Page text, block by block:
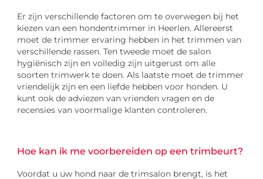
Er zijn verschillende factoren om te overwegen bij het
kiezen van een hondentrimmer in Heerlen. Allereerst
moet de trimmer ervaring hebben in het trimmen van
verschillende rassen. Ten tweede moet de salon
hygiënisch zijn en volledig zijn uitgerust om alle
soorten trimwerk te doen. Als laatste moet de trimmer
vriendelijk zijn en een liefde hebben voor honden. U
kunt ook de adviezen van vrienden vragen en de
recensies van voormalige klanten controleren.
Hoe kan ik me voorbereiden op een trimbeurt?
Voordat u uw hond naar de trimsalon brengt, is het